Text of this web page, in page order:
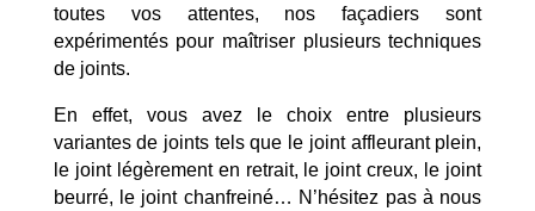
toutes vos attentes, nos façadiers sont
expérimentés pour maîtriser plusieurs techniques
de joints.
En effet, vous avez le choix entre plusieurs
variantes de joints tels que le joint affleurant plein,
le joint légèrement en retrait, le joint creux, le joint
beurré, le joint chanfreiné… N’hésitez pas à nous